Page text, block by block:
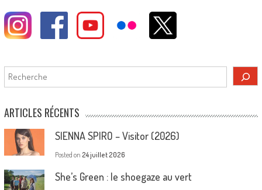
Rechercher
ARTICLES RÉCENTS
SIENNA SPIRO – Visitor (2026)
Posted on 24 juillet 2026
She’s Green : le shoegaze au vert